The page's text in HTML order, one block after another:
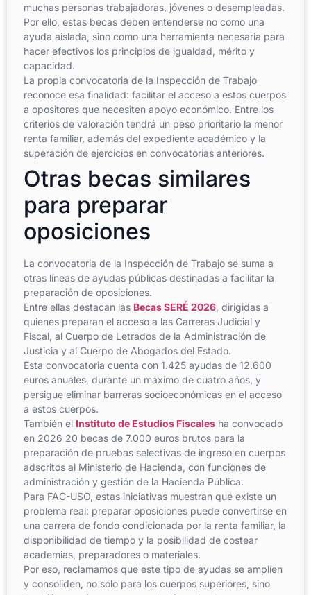
muchas personas trabajadoras, jóvenes o desempleadas.
Por ello, estas becas deben entenderse no como una
ayuda aislada, sino como una herramienta necesaria para
hacer efectivos los principios de igualdad, mérito y
capacidad.
La propia convocatoria de la Inspección de Trabajo
reconoce esa finalidad: facilitar el acceso a estos cuerpos
a opositores que necesiten apoyo económico. Entre los
criterios de valoración tendrá un peso prioritario la menor
renta familiar, además del expediente académico y la
superación de ejercicios en convocatorias anteriores.
Otras becas similares
para preparar
oposiciones
La convocatoria de la Inspección de Trabajo se suma a
otras líneas de ayudas públicas destinadas a facilitar la
preparación de oposiciones.
Entre ellas destacan las Becas SERÉ 2026, dirigidas a
quienes preparan el acceso a las Carreras Judicial y
Fiscal, al Cuerpo de Letrados de la Administración de
Justicia y al Cuerpo de Abogados del Estado.
Esta convocatoria cuenta con 1.425 ayudas de 12.600
euros anuales, durante un máximo de cuatro años, y
persigue eliminar barreras socioeconómicas en el acceso
a estos cuerpos.
También el Instituto de Estudios Fiscales ha convocado
en 2026 20 becas de 7.000 euros brutos para la
preparación de pruebas selectivas de ingreso en cuerpos
adscritos al Ministerio de Hacienda, con funciones de
administración y gestión de la Hacienda Pública.
Para FAC-USO, estas iniciativas muestran que existe un
problema real: preparar oposiciones puede convertirse en
una carrera de fondo condicionada por la renta familiar, la
disponibilidad de tiempo y la posibilidad de costear
academias, preparadores o materiales.
Por eso, reclamamos que este tipo de ayudas se amplíen
y consoliden, no solo para los cuerpos superiores, sino